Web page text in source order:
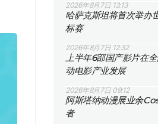
2026年8月7日 13:13
哈萨克斯坦将首次举办
标赛
2026年8月7日 12:32
上半年6部国产影片在
动电影产业发展
2026年8月7日 09:12
阿斯塔纳动漫展业余
者